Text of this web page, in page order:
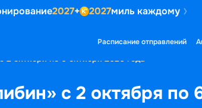
2027+ 2027миль каждому
Расписание отправлений
2 октября по 6 октября 2026 года
с 2 октября по